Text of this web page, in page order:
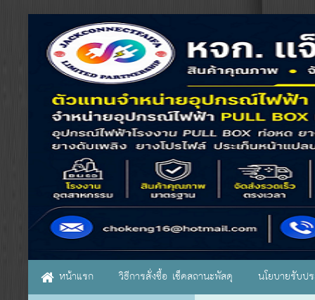
หน้าแรก วิธีการสั่งซื้อ เช็คสถานะพัสดุ นโยบายรับป